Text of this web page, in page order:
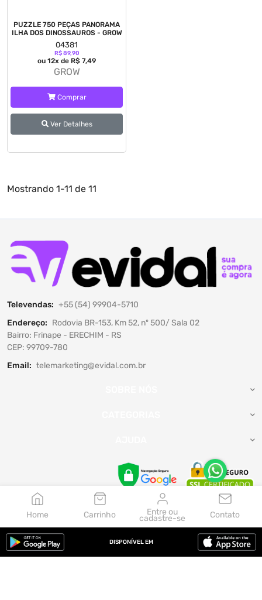
Home Carrinho Entre ou
cadastre-se Contato
PUZZLE 750 PEÇAS PANORAMA
ILHA DOS DINOSSAUROS - GROW
04381
R$ 89,90
ou 12x de R$ 7,49
GROW
Comprar
Ver Detalhes
Mostrando 1-11 de 11
Televendas: +55 (54) 99904-5710
Endereço: Rodovia BR-153, Km 52, nº 500/ Sala 02
Bairro: Frinape - ERECHIM - RS
CEP: 99709-780
Email: telemarketing@evidal.com.br
DISPONÍVEL EM